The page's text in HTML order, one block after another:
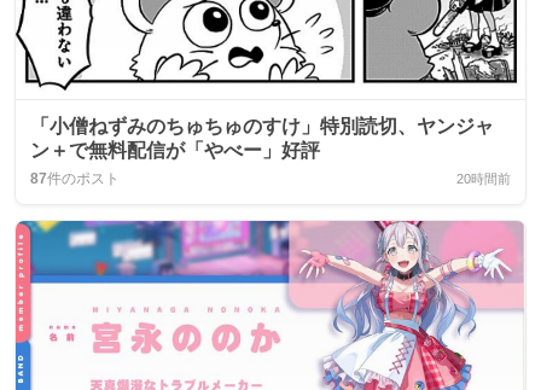
「小僧ねずみのちゅちゅのすけ」特別読切、ヤンジャ
ン＋で無料配信が「やべー」好評
87件のポスト 20時間前